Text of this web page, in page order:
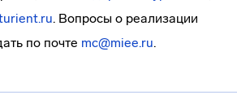
. Вопросы о реализации
по почте mc@miee.ru.